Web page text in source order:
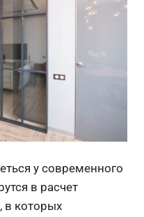
у современного
в расчет
в которых